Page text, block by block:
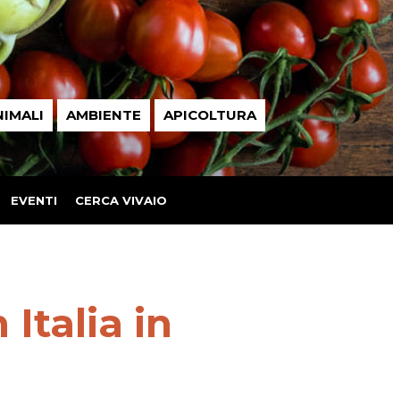
AMBIENTE APICOLTURA
EVENTI CERCA VIVAIO
Italia in